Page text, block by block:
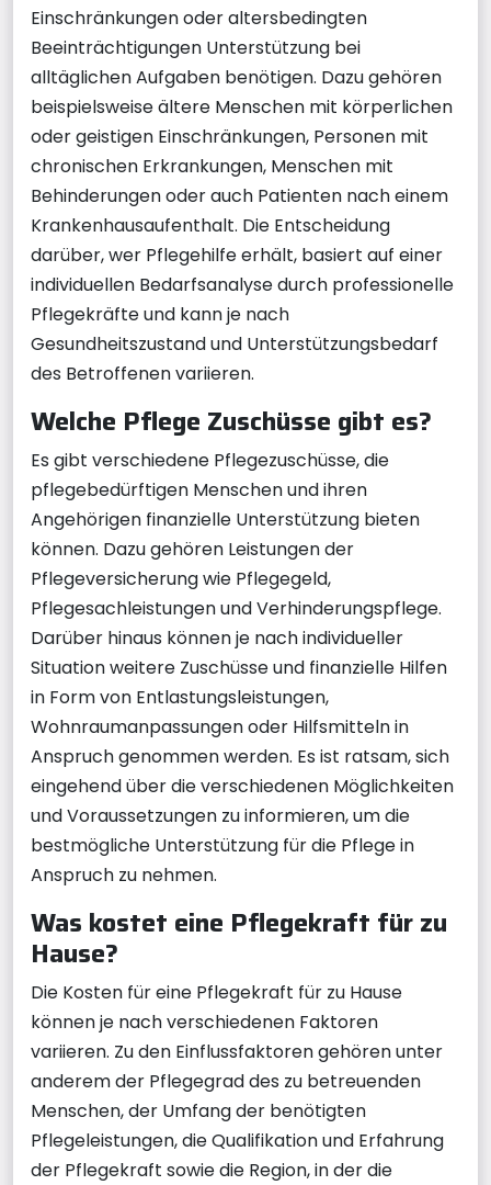
Einschränkungen oder altersbedingten
Beeinträchtigungen Unterstützung bei
alltäglichen Aufgaben benötigen. Dazu gehören
beispielsweise ältere Menschen mit körperlichen
oder geistigen Einschränkungen, Personen mit
chronischen Erkrankungen, Menschen mit
Behinderungen oder auch Patienten nach einem
Krankenhausaufenthalt. Die Entscheidung
darüber, wer Pflegehilfe erhält, basiert auf einer
individuellen Bedarfsanalyse durch professionelle
Pflegekräfte und kann je nach
Gesundheitszustand und Unterstützungsbedarf
des Betroffenen variieren.
Welche Pflege Zuschüsse gibt es?
Es gibt verschiedene Pflegezuschüsse, die
pflegebedürftigen Menschen und ihren
Angehörigen finanzielle Unterstützung bieten
können. Dazu gehören Leistungen der
Pflegeversicherung wie Pflegegeld,
Pflegesachleistungen und Verhinderungspflege.
Darüber hinaus können je nach individueller
Situation weitere Zuschüsse und finanzielle Hilfen
in Form von Entlastungsleistungen,
Wohnraumanpassungen oder Hilfsmitteln in
Anspruch genommen werden. Es ist ratsam, sich
eingehend über die verschiedenen Möglichkeiten
und Voraussetzungen zu informieren, um die
bestmögliche Unterstützung für die Pflege in
Anspruch zu nehmen.
Was kostet eine Pflegekraft für zu
Hause?
Die Kosten für eine Pflegekraft für zu Hause
können je nach verschiedenen Faktoren
variieren. Zu den Einflussfaktoren gehören unter
anderem der Pflegegrad des zu betreuenden
Menschen, der Umfang der benötigten
Pflegeleistungen, die Qualifikation und Erfahrung
der Pflegekraft sowie die Region, in der die